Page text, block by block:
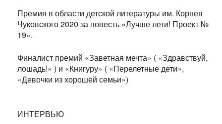
Премия в области детской литературы им. Корнея
Чуковского 2020 за повесть «Лучше лети! Проект №
19».
Финалист премий «Заветная мечта» ( «Здравствуй,
лошадь!» ) и «Книгуру» ( «Перелетные дети»,
«Девочки из хорошей семьи»)
ИНТЕРВЬЮ